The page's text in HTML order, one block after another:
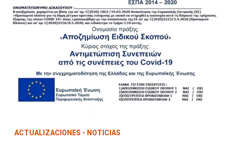
ACTUALIZACIONES - NOTICIAS